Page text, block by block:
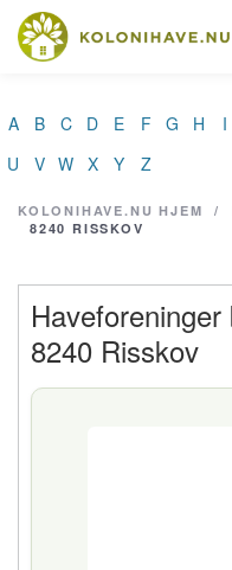
A B C D E F G H I
U
V W X Y Z
KOLONIHAVE.NU HJEM /
8240 RISSKOV
8240 Risskov